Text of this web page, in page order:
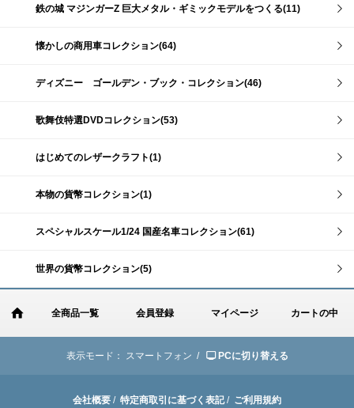
鉄の城 マジンガーZ 巨大メタル・ギミックモデルをつくる(11)
懐かしの商用車コレクション(64)
ディズニー ゴールデン・ブック・コレクション(46)
歌舞伎特選DVDコレクション(53)
はじめてのレザークラフト(1)
本物の貨幣コレクション(1)
スペシャルスケール1/24 国産名車コレクション(61)
世界の貨幣コレクション(5)
全商品一覧 会員登録 マイページ カートの中
表示モード： スマートフォン / PCに切り替える
会社概要 / 特定商取引に基づく表記/ ご利用規約